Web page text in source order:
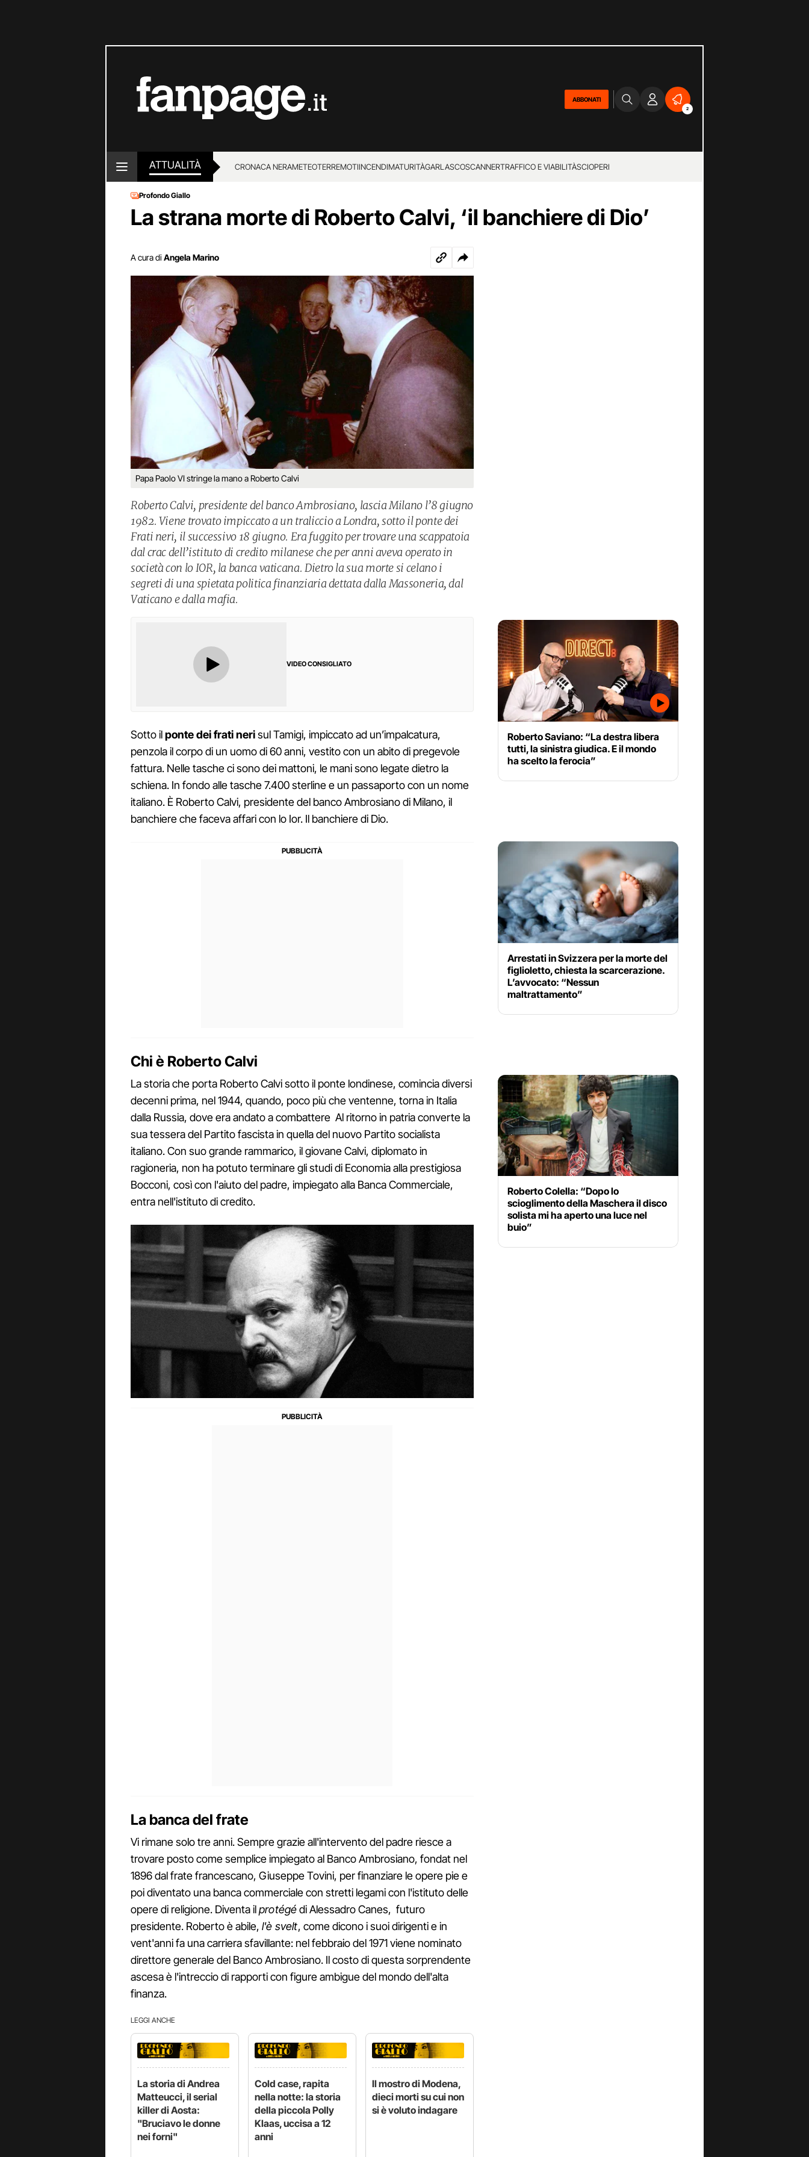
ABBONATI
2
ATTUALITÀ CRONACA NERAMETEOTERREMOTIINCENDIMATURITÀGARLASCOSCANNERTRAFFICO E VIABILITÀSCIOPERI
Profondo Giallo
La strana morte di Roberto Calvi, ‘il banchiere di Dio’
A cura di Angela Marino
Papa Paolo VI stringe la mano a Roberto Calvi
Roberto Calvi, presidente del banco Ambrosiano, lascia Milano l’8 giugno
1982. Viene trovato impiccato a un traliccio a Londra, sotto il ponte dei
Frati neri, il successivo 18 giugno. Era fuggito per trovare una scappatoia
dal crac dell’istituto di credito milanese che per anni aveva operato in
società con lo IOR, la banca vaticana. Dietro la sua morte si celano i
segreti di una spietata politica finanziaria dettata dalla Massoneria, dal
Vaticano e dalla mafia.
VIDEO CONSIGLIATO
Sotto ilponte dei frati nerisul Tamigi, impiccato ad un’impalcatura,
penzola il corpo di un uomo di 60 anni, vestito con un abito di pregevole
fattura. Nelle tasche ci sono dei mattoni, le mani sono legate dietro la
schiena. In fondo alle tasche 7.400 sterline e un passaporto con un nome
italiano. È Roberto Calvi, presidente del banco Ambrosiano di Milano, il
banchiere che faceva affari con lo Ior. Il banchiere di Dio.
Chi è Roberto Calvi
La storia che porta Roberto Calvi sotto il ponte londinese, comincia diversi
decenni prima, nel 1944, quando, poco più che ventenne, torna in Italia
dalla Russia, dove era andato a combattere Al ritorno in patria converte la
sua tessera del Partito fascista in quella del nuovo Partito socialista
italiano. Con suo grande rammarico, il giovane Calvi, diplomato in
ragioneria, non ha potuto terminare gli studi di Economia alla prestigiosa
Bocconi, così con l'aiuto del padre, impiegato alla Banca Commerciale,
entra nell'istituto di credito.
La banca del frate
Vi rimane solo tre anni. Sempre grazie all'intervento del padre riesce a
trovare posto come semplice impiegato al Banco Ambrosiano, fondat nel
1896 dal frate francescano, Giuseppe Tovini, per finanziare le opere pie e
poi diventato una banca commerciale con stretti legami con l'istituto delle
opere di religione. Diventa ilprotégédi Alessadro Canes, futuro
presidente. Roberto è abile, l'è svelt, come dicono i suoi dirigenti e in
vent'anni fa una carriera sfavillante: nel febbraio del 1971 viene nominato
direttore generale del Banco Ambrosiano. Il costo di questa sorprendente
ascesa è l'intreccio di rapporti con figure ambigue del mondo dell'alta
finanza.
LEGGI ANCHE
La storia di Andrea
Matteucci, il serial
killer di Aosta:
"Bruciavo le donne
nei forni"
Cold case, rapita
nella notte: la storia
della piccola Polly
Klaas, uccisa a 12
anni
Il mostro di Modena,
dieci morti su cui non
si è voluto indagare
Roberto Saviano: “La destra libera
tutti, la sinistra giudica. E il mondo
ha scelto la ferocia”
Arrestati in Svizzera per la morte del
figlioletto, chiesta la scarcerazione.
L’avvocato: “Nessun
maltrattamento”
Roberto Colella: “Dopo lo
scioglimento della Maschera il disco
solista mi ha aperto una luce nel
buio”